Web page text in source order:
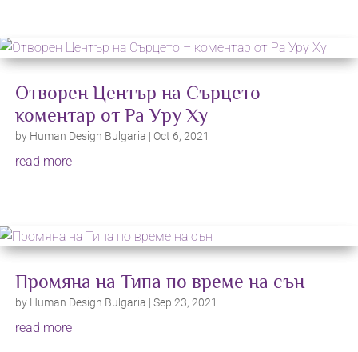
Отворен Център на Сърцето –
коментар от Ра Уру Ху
by Human Design Bulgaria | Oct 6, 2021
read more
Промяна на Типа по време на сън
by Human Design Bulgaria | Sep 23, 2021
read more